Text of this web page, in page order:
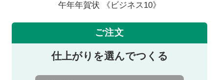
午年年賀状 《ビジネス10》
ご注文
仕上がりを選んでつくる